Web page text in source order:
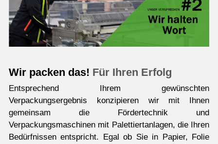
Wir packen das! Für Ihren Erfolg
Entsprechend Ihrem gewünschten
Verpackungsergebnis konzipieren wir mit Ihnen
gemeinsam die Fördertechnik und
Verpackungsmaschinen mit Palettiertanlagen, die Ihren
Bedürfnissen entspricht. Egal ob Sie in Papier, Folie